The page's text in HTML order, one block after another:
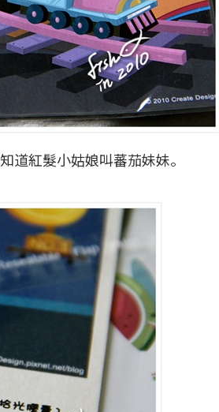
道紅髮小姑娘叫蕃茄妹妹。